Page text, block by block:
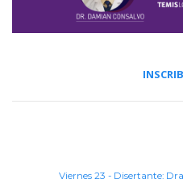
Viernes 23 - Disertante: